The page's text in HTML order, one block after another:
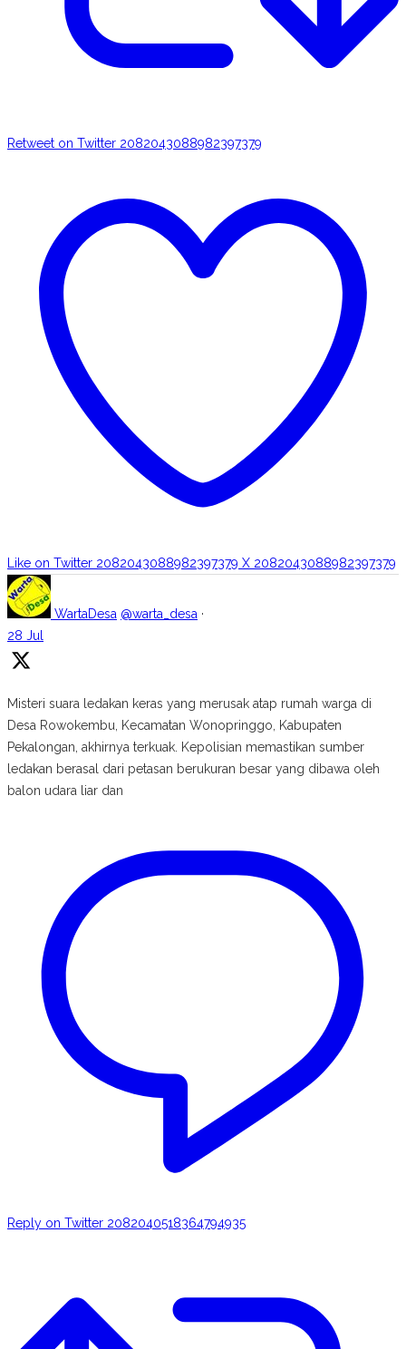
Retweet on Twitter 2082043088982397379
Like on Twitter 2082043088982397379 X 2082043088982397379
WartaDesa @warta_desa ·
28 Jul
Misteri suara ledakan keras yang merusak atap rumah warga di
Desa Rowokembu, Kecamatan Wonopringgo, Kabupaten
Pekalongan, akhirnya terkuak. Kepolisian memastikan sumber
ledakan berasal dari petasan berukuran besar yang dibawa oleh
balon udara liar dan
Reply on Twitter 2082040518364794935